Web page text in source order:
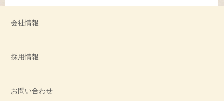
会社情報
採用情報
お問い合わせ